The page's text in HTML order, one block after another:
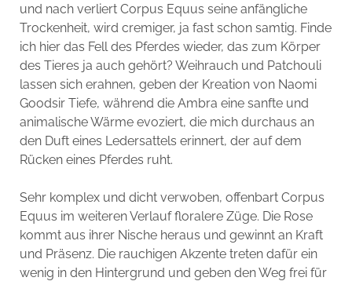
und nach verliert Corpus Equus seine anfängliche
Trockenheit, wird cremiger, ja fast schon samtig. Finde
ich hier das Fell des Pferdes wieder, das zum Körper
des Tieres ja auch gehört? Weihrauch und Patchouli
lassen sich erahnen, geben der Kreation von Naomi
Goodsir Tiefe, während die Ambra eine sanfte und
animalische Wärme evoziert, die mich durchaus an
den Duft eines Ledersattels erinnert, der auf dem
Rücken eines Pferdes ruht.
Sehr komplex und dicht verwoben, offenbart Corpus
Equus im weiteren Verlauf floralere Züge. Die Rose
kommt aus ihrer Nische heraus und gewinnt an Kraft
und Präsenz. Die rauchigen Akzente treten dafür ein
wenig in den Hintergrund und geben den Weg frei für